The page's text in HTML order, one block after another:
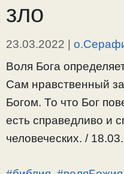
зло
23.03.2022 |
Воля Бога
Сам нравственный
Богом. То что Бог
есть справедливо и
человеческих. /